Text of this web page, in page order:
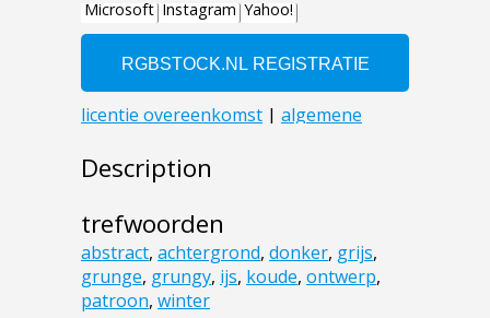
Description
trefwoorden
abstract, achtergrond, donker, grijs,
grunge, grungy, ijs, koude, ontwerp,
patroon, winter